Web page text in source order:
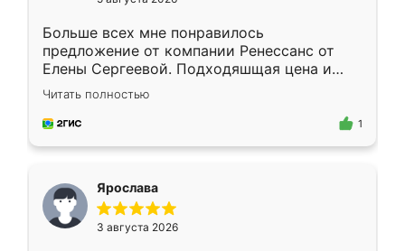
Больше всех мне понравилось
предложение от компании Ренессанс от
Елены Сергеевой. Подходяшщая цена и
короткие сроки изготовления. Приехавший
для замера сотрудник Владислав
предложил по моему эскизу самый
Читать полностью
1
Ярослава
3 августа 2026